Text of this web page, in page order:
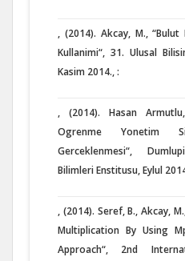
, (2014). Akcay, M., “Bulut
Kullanimi“, 31. Ulusal
Kasim 2014., :
, (2014). Hasan
Ogrenme Yonetim
Gerceklenmesi“,
Bilimleri Enstitusu, Eylul
, (2014). Seref, B., Akcay,
Multiplication By Using
Approach“, 2nd